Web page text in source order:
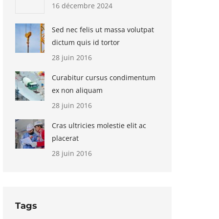
16 décembre 2024
Sed nec felis ut massa volutpat
dictum quis id tortor
28 juin 2016
Curabitur cursus condimentum
ex non aliquam
28 juin 2016
Cras ultricies molestie elit ac
placerat
28 juin 2016
Tags